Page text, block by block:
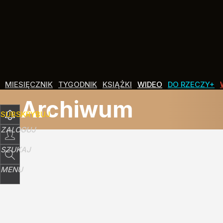
MIESIĘCZNIK TYGODNIK KSIĄŻKI WIDEO DO RZECZY+
SUBSKRYBUJ
ZALOGUJ
SZUKAJ
MENU
Archiwum